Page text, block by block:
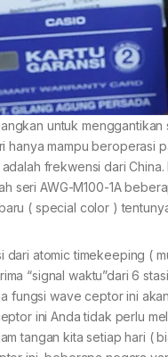
untuk
hanya mampu
frekwensi dari
seri AWG-M100-1A
( special color )
dari atomic timekeeping (
“signal waktu”dari 6
fungsi wave ceptor ini
ini Anda tidak perlu
tangan kita setiap hari (